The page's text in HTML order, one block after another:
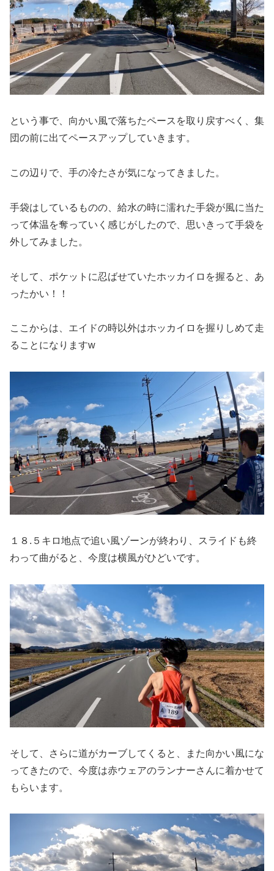
という事で、向かい風で落ちたペースを取り戻すべく、集
団の前に出てペースアップしていきます。
この辺りで、手の冷たさが気になってきました。
手袋はしているものの、給水の時に濡れた手袋が風に当た
って体温を奪っていく感じがしたので、思いきって手袋を
外してみました。
そして、ポケットに忍ばせていたホッカイロを握ると、あ
ったかい！！
ここからは、エイドの時以外はホッカイロを握りしめて走
ることになりますw
１８.５キロ地点で追い風ゾーンが終わり、スライドも終
わって曲がると、今度は横風がひどいです。
そして、さらに道がカーブしてくると、また向かい風にな
ってきたので、今度は赤ウェアのランナーさんに着かせて
もらいます。